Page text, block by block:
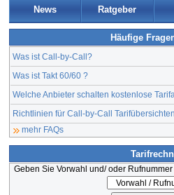
News Ratgeber
Häufige
Was ist Call-by-Call?
Was ist Takt 60/60 ?
Welche Anbieter schalten kostenlose
Richtlinien für Call-by-Call Tarifübersichten
mehr FAQs
Geben Sie Vorwahl und/ oder